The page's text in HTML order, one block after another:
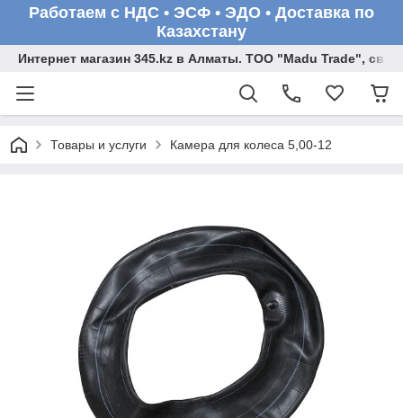
Работаем с НДС • ЭСФ • ЭДО • Доставка по
Казахстану
Интернет магазин 345.kz в Алматы. ТОО "Madu Trade",
Товары и услуги Камера для колеса 5,00-12